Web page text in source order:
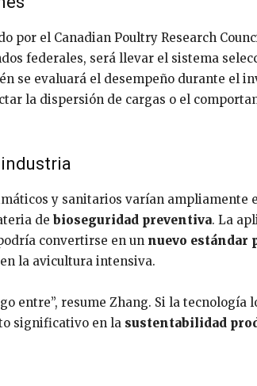
por el Canadian Poultry Research
federales, será llevar el sistema
se evaluará el desempeño durante el
la dispersión de cargas o el
y sanitarios varían ampliamente
de bioseguridad preventiva. La
convertirse en un nuevo estándar
en la avicultura intensiva.
entre”, resume Zhang. Si la tecnología
significativo en la sustentabilidad